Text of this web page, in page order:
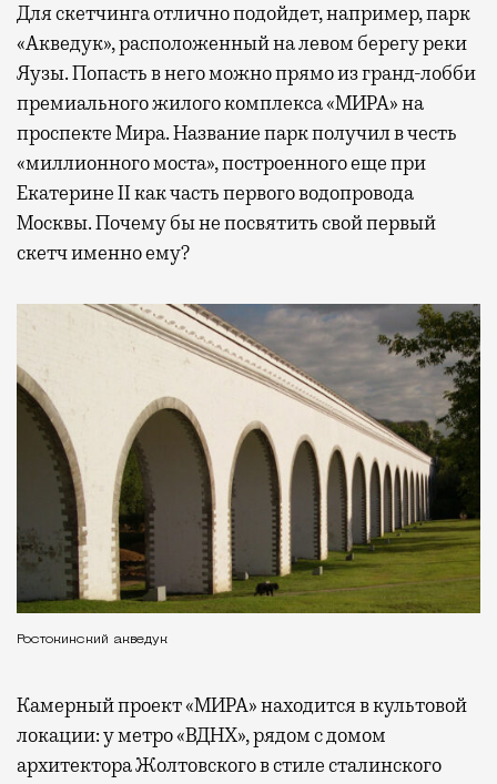
Для скетчинга отлично подойдет, например, парк
«Акведук», расположенный на левом берегу реки
Яузы. Попасть в него можно прямо из гранд-лобби
премиального жилого комплекса «МИРА» на
проспекте Мира. Название парк получил в честь
«миллионного моста», построенного еще при
Екатерине II как часть первого водопровода
Москвы. Почему бы не посвятить свой первый
скетч именно ему?
Ростокинский акведук
Камерный проект «МИРА» находится в культовой
локации: у метро «ВДНХ», рядом с домом
архитектора Жолтовского в стиле сталинского